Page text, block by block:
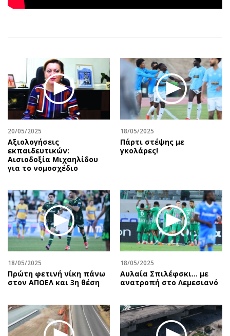
Αθλητισμός
Ελλάδα
Κληρώσεις Allwyn
Οικονομική
Οικονομία
Real Estate
Επιχειρήσεις
Αγορές
Money Review
AstroBank Properties
Trends
Ενέργεια
Ναυτιλία
Περιβάλλον
Ελλάδα
Κόσμος
Παράξενα
Σινεμά
Θέατρο-Χορός
Geek
Κινητά-tablets
Αυτοκίνηση
Αφιερώματα
Πολιτική
Οικονομία
Γενικά
Αναδρομές
Πρόσωπα
Good Life
Γυναίκα
Showbiz
Ταξίδια
Συνταγές
Έξοδος
Media
Wine routes
Podcasts
20/05/2025
Αξιολογήσεις
εκπαιδευτικών:
Αισιοδοξία Μιχαηλίδου
για το νομοσχέδιο
18/05/2025
Πάρτι στέψης με
γκολάρες!
18/05/2025
Πρώτη φετινή νίκη πάνω
στον ΑΠΟΕΛ και 3η θέση
18/05/2025
Αυλαία Σπιλέφσκι... με
ανατροπή στο Λεμεσιανό